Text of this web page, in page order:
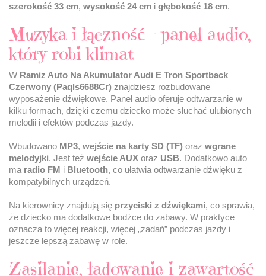
szerokość 33 cm, wysokość 24 cm i głębokość 18 cm.
Muzyka i łączność – panel audio,
który robi klimat
W Ramiz Auto Na Akumulator Audi E Tron Sportback
Czerwony (Paqls6688Cr) znajdziesz rozbudowane
wyposażenie dźwiękowe. Panel audio oferuje odtwarzanie w
kilku formach, dzięki czemu dziecko może słuchać ulubionych
melodii i efektów podczas jazdy.
Wbudowano MP3, wejście na karty SD (TF) oraz wgrane
melodyjki. Jest też wejście AUX oraz USB. Dodatkowo auto
ma radio FM i Bluetooth, co ułatwia odtwarzanie dźwięku z
kompatybilnych urządzeń.
Na kierownicy znajdują się przyciski z dźwiękami, co sprawia,
że dziecko ma dodatkowe bodźce do zabawy. W praktyce
oznacza to więcej reakcji, więcej „zadań” podczas jazdy i
jeszcze lepszą zabawę w role.
Zasilanie, ładowanie i zawartość